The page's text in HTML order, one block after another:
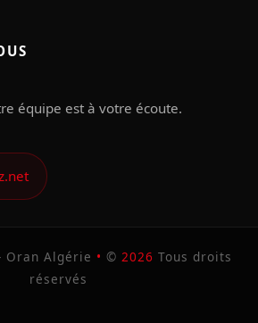
équipe est à votre écoute.
Oran Algérie • © 2026 Tous droits
réservés